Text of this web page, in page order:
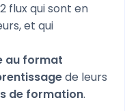
flux qui sont en
et qui
au format
de leurs
de formation.